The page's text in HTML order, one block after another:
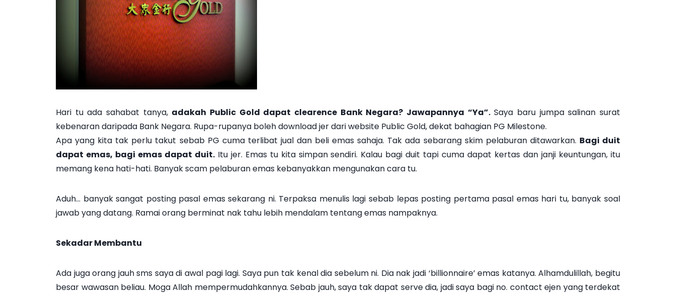
Hari tu ada sahabat tanya, adakah Public Gold dapat clearence Bank Negara? Jawapannya “Ya”.Saya baru jumpa salinan surat
kebenaran daripada Bank Negara. Rupa-rupanya boleh download jer dari website Public Gold, dekat bahagian PG Milestone.
Apa yang kita tak perlu takut sebab PG cuma terlibat jual dan beli emas sahaja. Tak ada sebarang skim pelaburan ditawarkan. Bagi duit
dapat emas, bagi emas dapat duit.Itu jer. Emas tu kita simpan sendiri. Kalau bagi duit tapi cuma dapat kertas dan janji keuntungan, itu
memang kena hati-hati. Banyak scam pelaburan emas kebanyakkan mengunakan cara tu.
Aduh… banyak sangat posting pasal emas sekarang ni. Terpaksa menulis lagi sebab lepas posting pertama pasal emas hari tu, banyak soal
jawab yang datang. Ramai orang berminat nak tahu lebih mendalam tentang emas nampaknya.
Sekadar Membantu
Ada juga orang jauh sms saya di awal pagi lagi. Saya pun tak kenal dia sebelum ni. Dia nak jadi ‘billionnaire’ emas katanya. Alhamdulillah, begitu
besar wawasan beliau. Moga Allah mempermudahkannya. Sebab jauh, saya tak dapat serve dia, jadi saya bagi no. contact ejen yang terdekat